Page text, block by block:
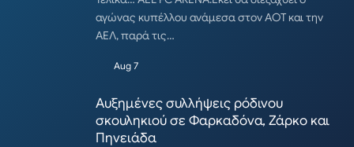
αγώνας κυπέλλου ανάμεσα στον ΑΟΤ και την
ΑΕΛ, παρά τις…
Aug 7
Αυξημένες συλλήψεις ρόδινου
σκουληκιού σε Φαρκαδόνα, Ζάρκο και
Πηνειάδα